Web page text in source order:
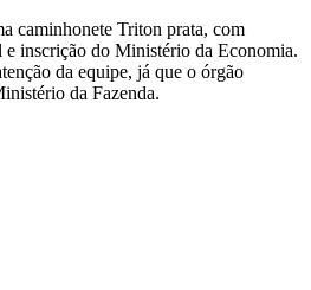
caminhonete Triton prata, com
e inscrição do Ministério da Economia.
da equipe, já que o órgão
da Fazenda.